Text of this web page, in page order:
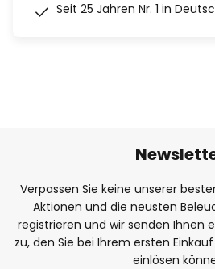
Seit 25 Jahren Nr. 1 in
Verpassen Sie keine unserer
Aktionen und die neusten
registrieren und wir senden Ihnen
zu, den Sie bei Ihrem ersten
einlösen